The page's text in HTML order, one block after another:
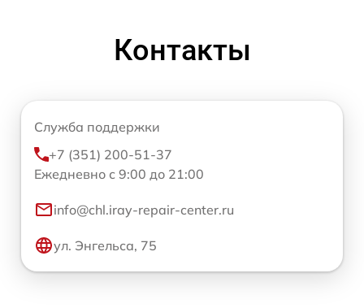
Контакты
Служба поддержки
+7 (351) 200-51-37
Ежедневно с 9:00 до 21:00
info@chl.iray-repair-center.ru
ул. Энгельса, 75